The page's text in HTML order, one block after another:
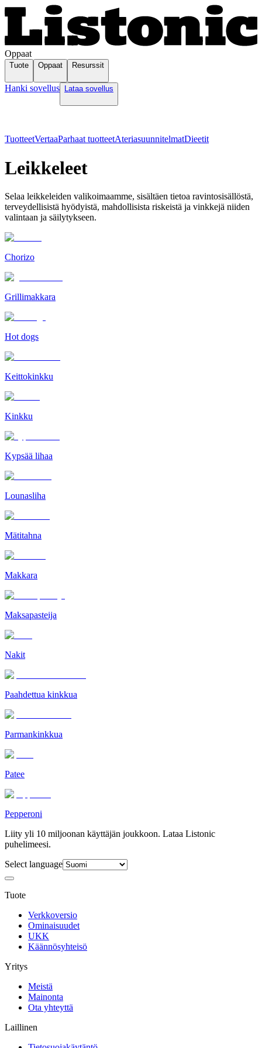
Oppaat
Tuote Oppaat Resurssit
Hanki sovellus Lataa sovellus
TuotteetVertaaParhaat tuotteetAteriasuunnitelmatDieetit
Leikkeleet
Selaa leikkeleiden valikoimaamme, sisältäen tietoa ravintosisällöstä,
terveydellisistä hyödyistä, mahdollisista riskeistä ja vinkkejä niiden
valintaan ja säilytykseen.
Chorizo
Grillimakkara
Hot dogs
Keittokinkku
Kinkku
Kypsää lihaa
Lounasliha
Mätitahna
Makkara
Maksapasteija
Nakit
Paahdettua kinkkua
Parmankinkkua
Patee
Pepperoni
Liity yli 10 miljoonan käyttäjän joukkoon. Lataa Listonic
puhelimeesi.
Select language
Tuote
Verkkoversio
Ominaisuudet
UKK
Käännösyhteisö
Yritys
Meistä
Mainonta
Ota yhteyttä
Laillinen